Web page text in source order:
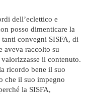
dell’eclettico e
posso dimenticare la
convegni SISFA, di
aveva raccolto su
il contenuto.
ricordo bene il suo
che il suo impegno
la SISFA,